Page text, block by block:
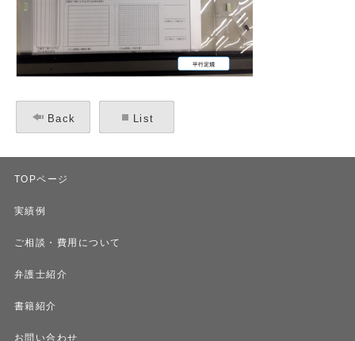
Back List
TOPページ
実績例
ご相談・費用について
弁護士紹介
書籍紹介
お問い合わせ